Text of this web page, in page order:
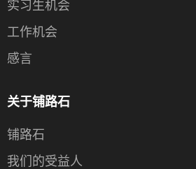
实习生机会
工作机会
感言
关于铺路石
铺路石
我们的受益人